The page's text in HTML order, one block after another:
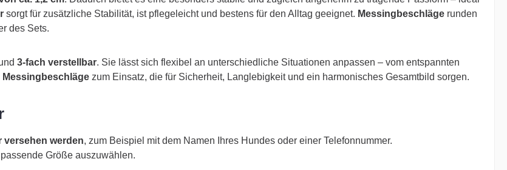
sorgt für zusätzliche Stabilität, ist pflegeleicht und bestens für den Alltag geeignet. Messingbeschläge runden
des Sets.
3-fach verstellbar. Sie lässt sich flexibel an unterschiedliche Situationen anpassen – vom entspannten
Messingbeschläge zum Einsatz, die für Sicherheit, Langlebigkeit und ein harmonisches Gesamtbild sorgen.
versehen werden, zum Beispiel mit dem Namen Ihres Hundes oder einer Telefonnummer.
Größe auszuwählen.